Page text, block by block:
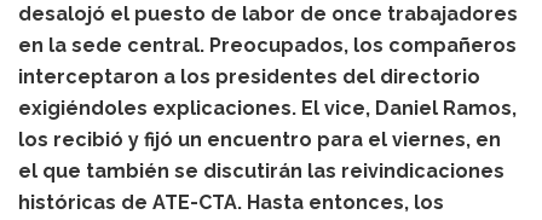
desalojó el puesto de labor de once trabajadores
en la sede central. Preocupados, los compañeros
interceptaron a los presidentes del directorio
exigiéndoles explicaciones. El vice, Daniel Ramos,
los recibió y fijó un encuentro para el viernes, en
el que también se discutirán las reivindicaciones
históricas de ATE-CTA. Hasta entonces, los